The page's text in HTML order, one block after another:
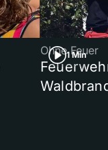
1 Min
Ohne Feuer